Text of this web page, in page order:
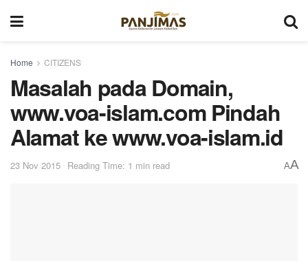
Home CITIZENS
Masalah pada Domain,
www.voa-islam.com Pindah
Alamat ke www.voa-islam.id
23 Nov 2015 Reading Time: 1 min read AA